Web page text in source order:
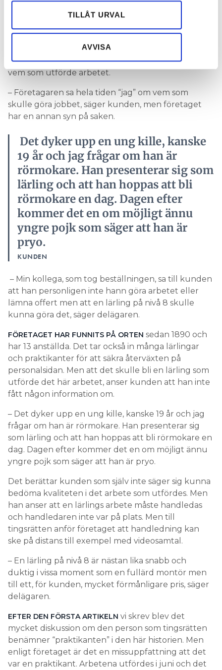
annons- och analysföretag som vi samarbetar med.
Dessa kan i sin tur kombinera informationen med annan
samlat in när du har använt deras tjänster.
TILLÅT URVAL
AVVISA
försöker lösa direkt med kunden. För oss blev det
hela en principsak. Han hade ingen toalett och nu
har han det. Det måste ha ett värde, så säger den
Men konflikten rörde inte bara priset utan också
vem som utförde arbetet.
– Företagaren sa hela tiden “jag” om vem som
skulle göra jobbet, säger kunden, men företaget
har en annan syn på saken.
Det dyker upp en ung kille, kanske
19 år och jag frågar om han är
rörmokare. Han presenterar sig som
lärling och att han hoppas att bli
rörmokare en dag. Dagen efter
kommer det en om möjligt ännu
yngre pojk som säger att han är
pryo.
KUNDEN
– Min kollega, som tog beställningen, sa till kunden
att han personligen inte hann göra arbetet eller
lämna offert men att en lärling på nivå 8 skulle
kunna göra det, säger delägaren.
FÖRETAGET HAR FUNNITS PÅ ORTEN sedan 1890 och
har 13 anställda. Det tar också in många lärlingar
och praktikanter för att säkra återväxten på
personalsidan. Men att det skulle bli en lärling som
utförde det här arbetet, anser kunden att han inte
fått någon information om.
– Det dyker upp en ung kille, kanske 19 år och jag
frågar om han är rörmokare. Han presenterar sig
som lärling och att han hoppas att bli rörmokare en
dag. Dagen efter kommer det en om möjligt ännu
yngre pojk som säger att han är pryo.
Det berättar kunden som själv inte säger sig kunna
bedöma kvaliteten i det arbete som utfördes. Men
han anser att en lärlings arbete måste handledas
och handledaren inte var på plats. Men till
tingsrätten anför företaget att handledning kan
ske på distans till exempel med videosamtal.
– En lärling på nivå 8 är nästan lika snabb och
duktig i vissa moment som en fullärd montör men
till ett, för kunden, mycket förmånligare pris, säger
delägaren.
EFTER DEN FÖRSTA ARTIKELN vi skrev blev det
mycket diskussion om den person som tingsrätten
benämner “praktikanten” i den här historien. Men
enligt företaget är det en missuppfattning att det
var en praktikant. Arbetena utfördes i juni och det